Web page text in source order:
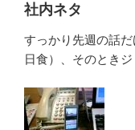
社内ネタ
すっかり先週の話
日食）、そのときジ